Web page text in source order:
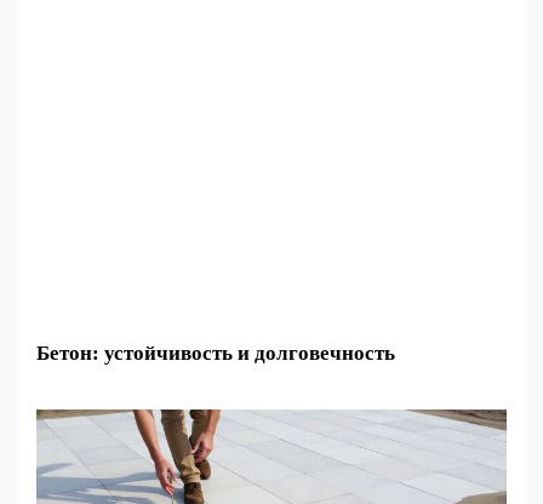
Бетон: устойчивость и долговечность